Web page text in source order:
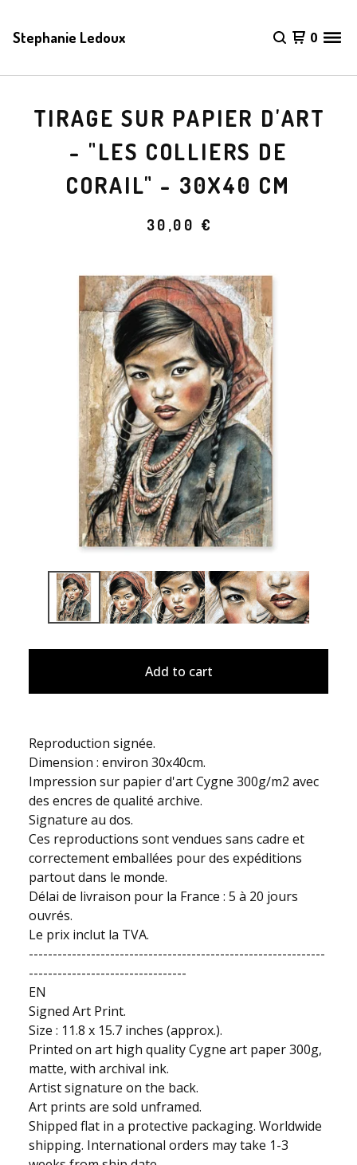
Stephanie Ledoux 0
TIRAGE SUR PAPIER D'ART
- "LES COLLIERS DE
CORAIL" - 30X40 CM
30,00 €
Add to cart
Reproduction signée.
Dimension : environ 30x40cm.
Impression sur papier d'art Cygne 300g/m2 avec
des encres de qualité archive.
Signature au dos.
Ces reproductions sont vendues sans cadre et
correctement emballées pour des expéditions
partout dans le monde.
Délai de livraison pour la France : 5 à 20 jours
ouvrés.
Le prix inclut la TVA.
--------------------------------------------------------------
---------------------------------
EN
Signed Art Print.
Size : 11.8 x 15.7 inches (approx.).
Printed on art high quality Cygne art paper 300g,
matte, with archival ink.
Artist signature on the back.
Art prints are sold unframed.
Shipped flat in a protective packaging. Worldwide
shipping. International orders may take 1-3